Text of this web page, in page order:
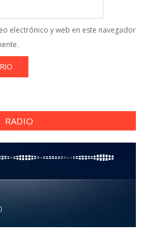
electrónico y web en este navegador
RADIO